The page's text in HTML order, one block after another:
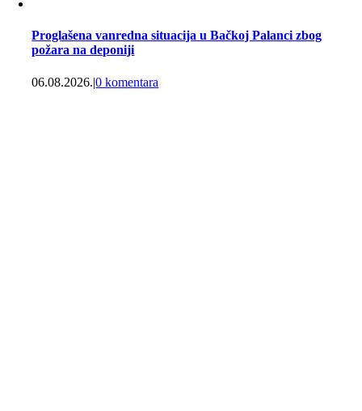
Proglašena vanredna situacija u Bačkoj Palanci zbog
požara na deponiji
06.08.2026.|0 komentara